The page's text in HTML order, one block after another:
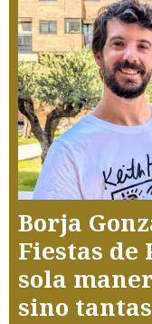
Borja
Fiestas de
sola
sino